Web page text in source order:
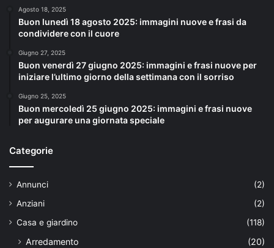
Agosto 18, 2025
Buon lunedì 18 agosto 2025: immagini nuove e frasi da
condividere con il cuore
Giugno 27, 2025
Buon venerdì 27 giugno 2025: immagini e frasi nuove per
iniziare l’ultimo giorno della settimana con il sorriso
Giugno 25, 2025
Buon mercoledì 25 giugno 2025: immagini e frasi nuove
per augurare una giornata speciale
Categorie
Annunci
(2)
Anziani
(2)
Casa e giardino
(118)
Arredamento
(20)